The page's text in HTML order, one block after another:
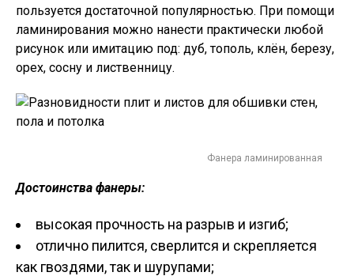
пользуется достаточной популярностью. При помощи
ламинирования можно нанести практически любой
рисунок или имитацию под: дуб, тополь, клён, березу,
орех, сосну и лиственницу.
Фанера ламинированная
Достоинства фанеры:
высокая прочность на разрыв и изгиб;
отлично пилится, сверлится и скрепляется
как гвоздями, так и шурупами;